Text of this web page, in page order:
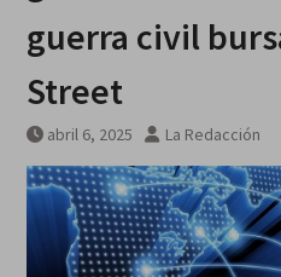
guerra civil
Street
abril 6, 2025 La Redacción